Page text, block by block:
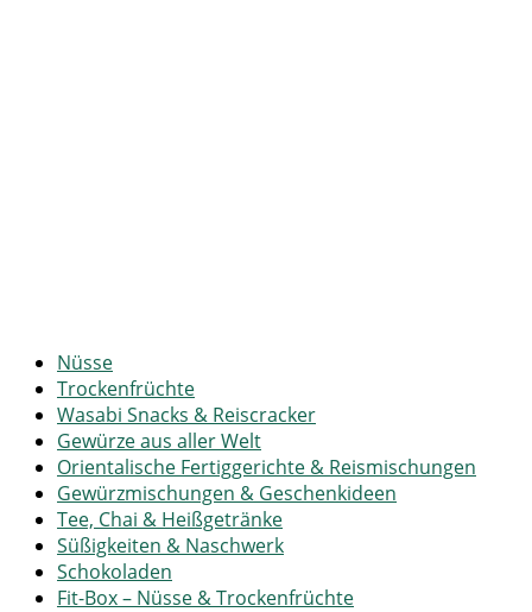
Nüsse
Trockenfrüchte
Wasabi Snacks & Reiscracker
Gewürze aus aller Welt
Orientalische Fertiggerichte & Reismischungen
Gewürzmischungen & Geschenkideen
Tee, Chai & Heißgetränke
Süßigkeiten & Naschwerk
Schokoladen
Fit-Box – Nüsse & Trockenfrüchte